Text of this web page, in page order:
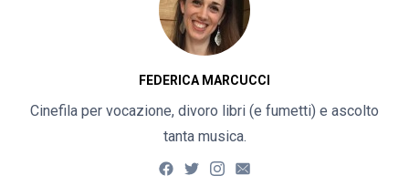
FEDERICA MARCUCCI
Cinefila per vocazione, divoro libri (e fumetti) e ascolto
tanta musica.